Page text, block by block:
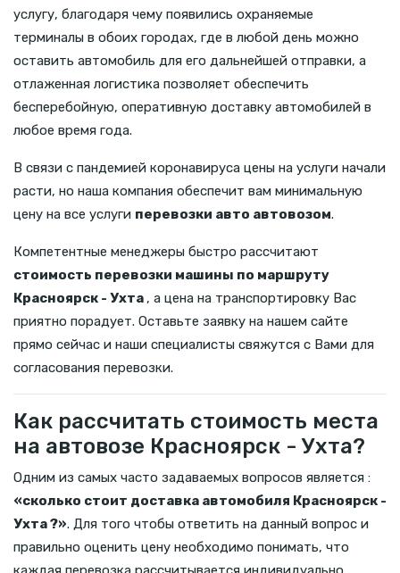
услугу, благодаря чему появились охраняемые
терминалы в обоих городах, где в любой день можно
оставить автомобиль для его дальнейшей отправки, а
отлаженная логистика позволяет обеспечить
бесперебойную, оперативную доставку автомобилей в
любое время года.
В связи с пандемией коронавируса цены на услуги начали
расти, но наша компания обеспечит вам минимальную
цену на все услуги перевозки авто автовозом.
Компетентные менеджеры быстро рассчитают
стоимость перевозки машины по маршруту
Красноярск - Ухта , а цена на транспортировку Вас
приятно порадует. Оставьте заявку на нашем сайте
прямо сейчас и наши специалисты свяжутся с Вами для
согласования перевозки.
Как рассчитать стоимость места
на автовозе Красноярск - Ухта?
Одним из самых часто задаваемых вопросов является :
«сколько стоит доставка автомобиля Красноярск -
Ухта ?». Для того чтобы ответить на данный вопрос и
правильно оценить цену необходимо понимать, что